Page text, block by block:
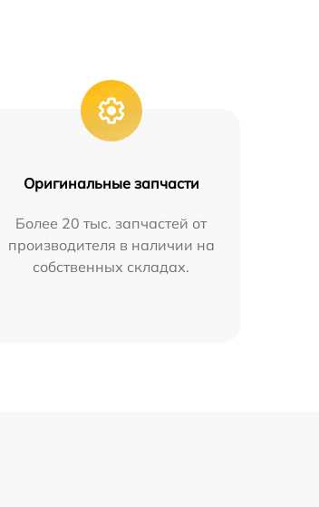
Оригинальные запчасти
Более 20 тыс. запчастей от
производителя в наличии на
собственных складах.